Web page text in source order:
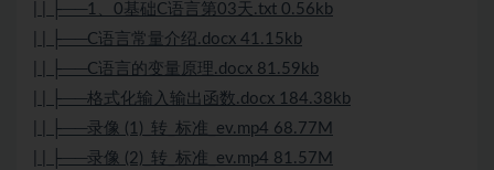
| | ├──1、0基础C语言第03天.txt 0.56kb
| | ├──C语言常量介绍.docx 41.15kb
| | ├──C语言的变量原理.docx 81.59kb
| | ├──格式化输入输出函数.docx 184.38kb
| | ├──录像 (1)_转_标准_ev.mp4 68.77M
| | ├──录像 (2)_转_标准_ev.mp4 81.57M